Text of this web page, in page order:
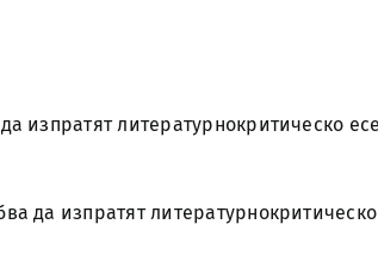
изпратят литературнокритическо есе
да изпратят